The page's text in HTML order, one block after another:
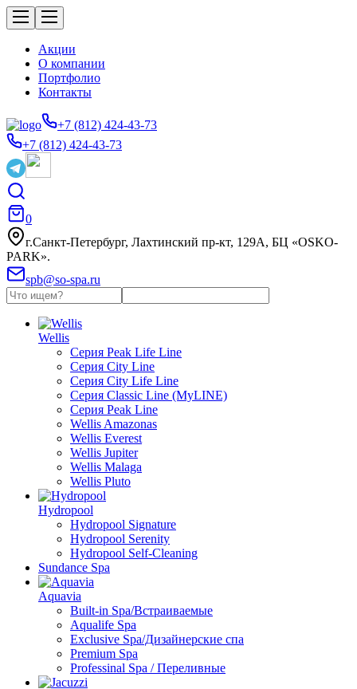
Акции
О компании
Портфолио
Контакты
+7 (812) 424-43-73
+7 (812) 424-43-73
0
г.Санкт-Петербург, Лахтинский пр-кт, 129А, БЦ «OSKO-
PARK».
spb@so-spa.ru
Wellis
Серия Peak Life Line
Серия City Line
Серия City Life Line
Серия Classic Line (MyLINE)
Серия Peak Line
Wellis Amazonas
Wellis Everest
Wellis Jupiter
Wellis Malaga
Wellis Pluto
Hydropool
Hydropool Signature
Hydropool Serenity
Hydropool Self-Сleaning
Sundance Spa
Aquavia
Built-in Spa/Встраиваемые
Aqualife Spa
Exclusive Spa/Дизайнерские спа
Premium Spa
Professinal Spa / Переливные